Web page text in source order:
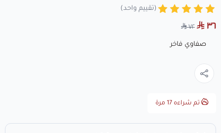
(تقييم واحد)
٣٦ ٧٢
صفاوي فاخر
تم شراءه 17 مرة